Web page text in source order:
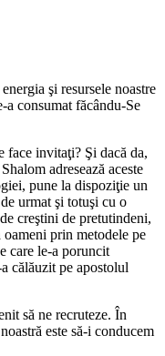
şi resursele noastre
consumat făcându-Se
face invitaţi? Şi dacă da,
adresează aceste
pune la dispoziţie un
urmat şi totuşi cu o
creştini de pretutindeni,
oameni prin metodele pe
care le-a poruncit
călăuzit pe apostolul
să ne recruteze. În
este să-i conducem